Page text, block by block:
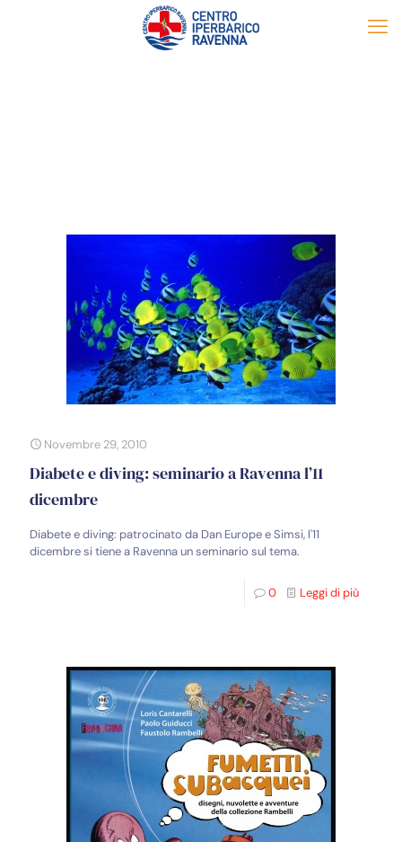
Novembre 29, 2010
Diabete e diving: seminario a Ravenna l’11
dicembre
Diabete e diving: patrocinato da Dan Europe e Simsi, l'11
dicembre si tiene a Ravenna un seminario sul tema.
0 Leggi di più